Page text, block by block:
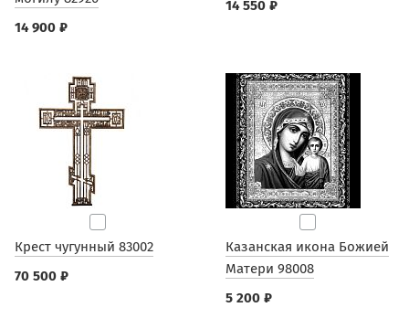
14 900 ₽
14 550 ₽
Крест чугунный 83002
70 500 ₽
Казанская икона Божией
Матери 98008
5 200 ₽